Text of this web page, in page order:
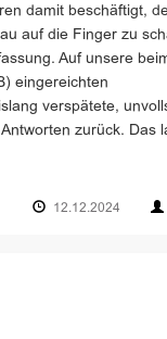
damit beschäftigt,
auf die Finger zu
Auf unsere
eingereichten
verspätete,
zurück. Das
12.12.2024